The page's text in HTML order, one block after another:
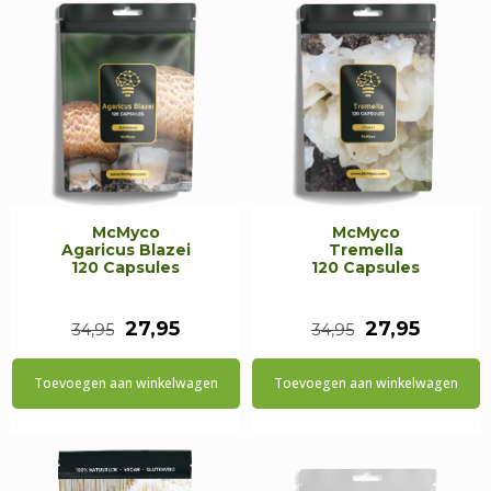
McMyco
Agaricus Blazei
120 Capsules
34,95 Oorspronkelijke
prijs
27,95Huidige
prijs
is:
Toevoegen aan winkelwagen
McMyco
Tremella
120 Capsules
34,95
prijs
27,95
prijs
is:
Toevoegen aan winkelwagen